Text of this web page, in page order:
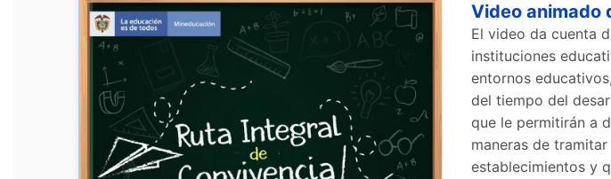
Video animado
El video da cuenta
instituciones
entornos
del tiempo del
que le permitirán a
maneras de
establecimientos y